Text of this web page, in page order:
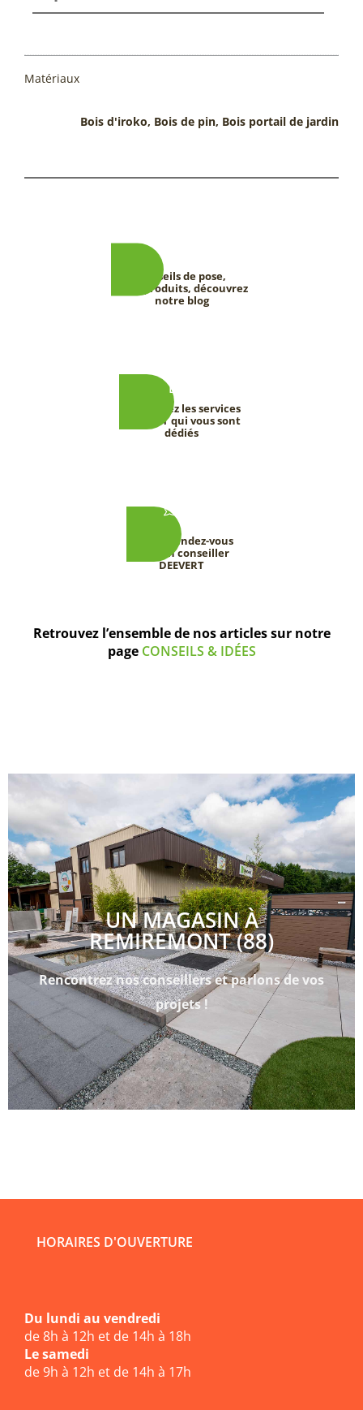
Matériaux
Bois d'iroko, Bois de pin, Bois portail de jardin
Conseils de pose,
tests produits, découvrez
notre blog
Découvrez les services
DEEVERT qui vous sont
dédiés
Prenez rendez-vous
avec un conseiller
DEEVERT
Retrouvez l’ensemble de nos articles sur notre
page CONSEILS & IDÉES
UN MAGASIN À
REMIREMONT (88)
Rencontrez nos conseillers et parlons de vos
projets !
HORAIRES D'OUVERTURE
Du lundi au vendredi
de 8h à 12h et de 14h à 18h
Le samedi
de 9h à 12h et de 14h à 17h